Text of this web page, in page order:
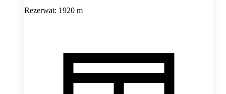
Rezerwat: 1920 m